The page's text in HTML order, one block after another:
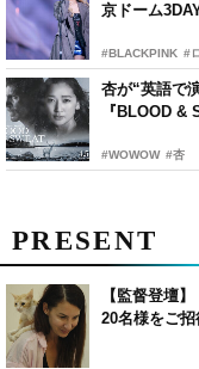
京ドーム
#BLACKPINK #
杏が“英語で
『BLOOD &
#WOWOW #杏
PRESENT
【監督登壇
20名様をご招